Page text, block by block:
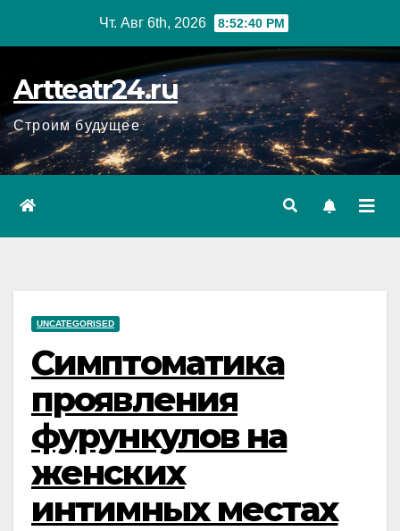
Чт. Авг 6th, 2026 8:52:41 PM
Artteatr24.ru
Строим будущее
UNCATEGORISED
Симптоматика
проявления
фурункулов на
женских
интимных местах